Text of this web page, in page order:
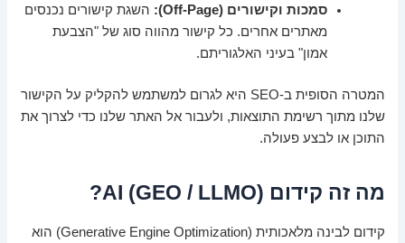
סמכות וקישורים (Off-Page):
השגת קישורים נכנסים
מאתרים אחרים. כל קישור מהווה סוג של "הצבעת
אמון" בעיני האלגוריתם.
המטרה הסופית ב-SEO היא לגרום למשתמש להקליק על הקישור
שלנו מתוך רשימת התוצאות, ולעבור אל האתר שלנו כדי לצרוך את
התוכן או לבצע פעולה.
מה זה קידום AI (GEO / LLMO)?
קידום לבינה מלאכותית (Generative Engine Optimization) הוא